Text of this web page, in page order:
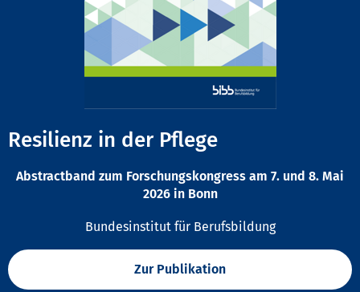
Resilienz in der Pflege
Abstractband zum Forschungskongress am 7. und 8. Mai
2026 in Bonn
Bundesinstitut für Berufsbildung
Zur Publikation